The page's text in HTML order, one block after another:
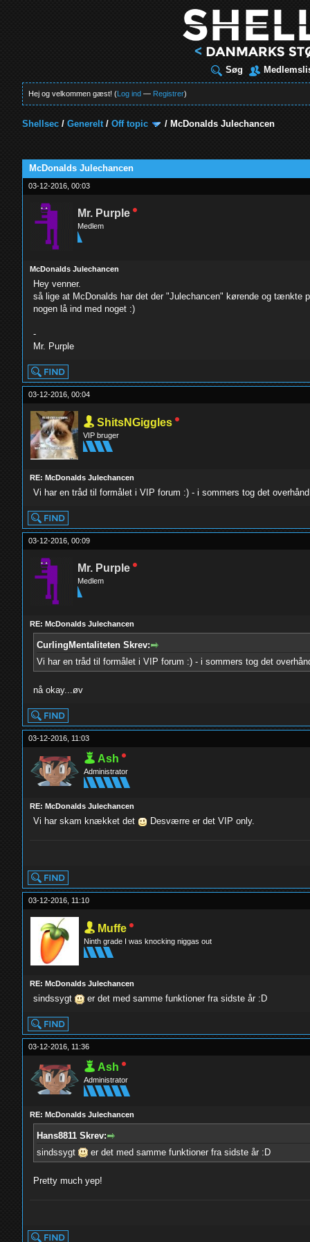
Søg
Hej og velkommen gæst! (Log ind — Registrer)
Shellsec /Generelt/Off topic / McDonalds Julechancen
McDonalds Julechancen
03-12-2016, 00:03
Mr. Purple
Medlem
McDonalds Julechancen
Hey venner.
så lige at McDonalds har det der "Julechancen" kørende og
nogen lå ind med noget :)
-
Mr. Purple
03-12-2016, 00:04
ShitsNGiggles
VIP bruger
RE: McDonalds Julechancen
Vi har en tråd til formålet i VIP forum :) - i sommers tog det
03-12-2016, 00:09
Mr. Purple
Medlem
RE: McDonalds Julechancen
CurlingMentaliteten Skrev:
Vi har en tråd til formålet i VIP forum :) - i sommers tog det
nå okay...øv
03-12-2016, 11:03
Ash
Administrator
RE: McDonalds Julechancen
Vi har skam knækket det Desværre er det VIP only.
03-12-2016, 11:10
Muffe
Ninth grade I was knocking niggas out
RE: McDonalds Julechancen
sindssygt er det med samme funktioner fra sidste år :D
03-12-2016, 11:36
Ash
Administrator
RE: McDonalds Julechancen
Hans8811 Skrev:
sindssygt
er det med samme funktioner fra sidste år :D
Pretty much yep!